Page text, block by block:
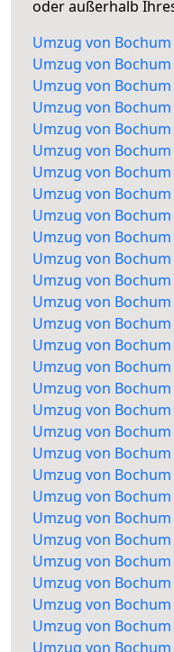
oder außerhalb
Umzug von
Umzug von
Umzug von
Umzug von
Umzug von
Umzug von
Umzug von
Umzug von
Umzug von
Umzug von Bochum
Umzug von
Umzug von
Umzug von
Umzug von
Umzug von
Umzug von
Umzug von
Umzug von
Umzug von
Umzug von
Umzug von
Umzug von
Umzug von
Umzug von
Umzug von
Umzug von
Umzug von
Umzug von
Umzug von